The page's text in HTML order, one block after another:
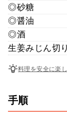
◎砂糖
◎醤油
◎酒
生姜みじん切り
料理を安全に楽
手順